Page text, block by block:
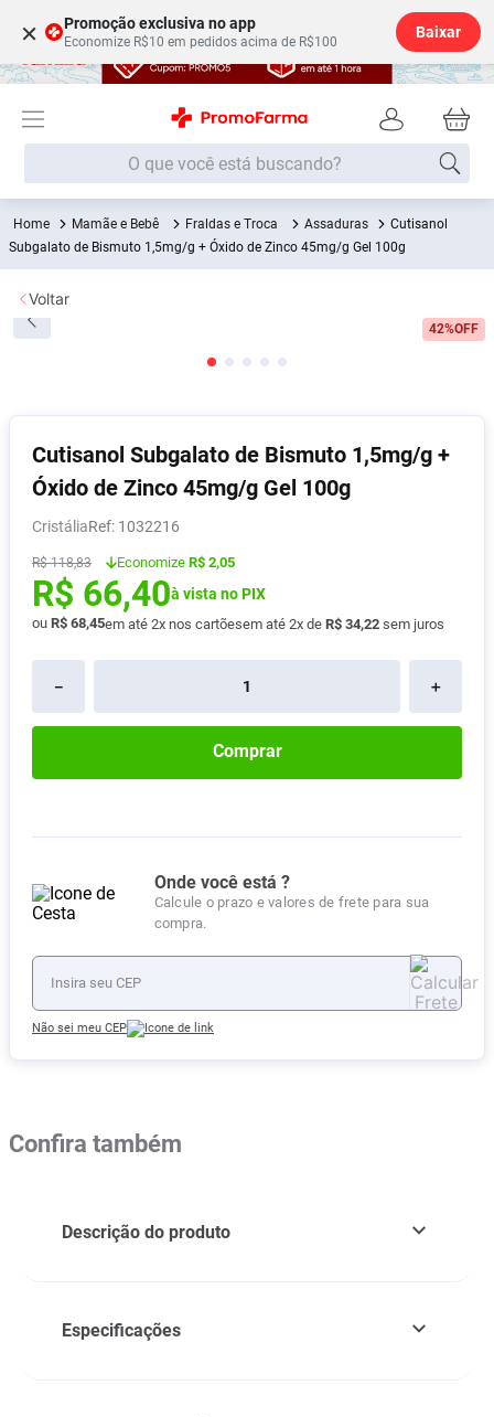
× Promoção exclusiva no app
Economize R$10 em pedidos acima de R$100
Baixar
O que você está buscando?
Mamãe e Bebê Fraldas e Troca Assaduras
Cutisanol
Subgalato de Bismuto 1,5mg/g + Óxido de Zinco 45mg/g Gel 100g
42%OFF
Cutisanol Subgalato de Bismuto 1,5mg/g +
Óxido de Zinco 45mg/g Gel 100g
Cristália : 1032216
R$ 118,83 Economize R$ 2,05
R$ 66,40à vista no PIX
ou R$ 68,45em até 2x nos cartõesem até 2x de R$ 34,22 sem juros
＋
－
Comprar
Onde você está ?
Calcule o prazo e valores de frete para sua
compra.
Não sei meu CEP
Voltar
Confira também
Descrição do produto
Especificações
Termos mais buscados
1º Fralda
2
5º Fralda G
6º Shampoo
7º Desodorante
8º Absorvente
9 º Vitamina D
10 º Lavitan